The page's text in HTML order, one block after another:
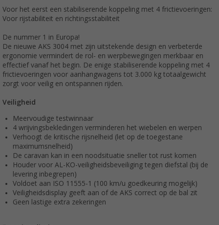
Voor het eerst een stabiliserende koppeling met 4 frictievoeringen:
Voor rijstabiliteit en richtingsstabiliteit
De nummer 1 in Europa!
De nieuwe AKS 3004 met zijn uitstekende design en verbeterde
ergonomie vermindert de rol- en werpbewegingen merkbaar en
effectief vanaf het begin. De enige stabiliserende koppeling met 4
frictievoeringen voor aanhangwagens tot 3.000 kg totaalgewicht
zorgt voor veilig en ontspannen rijden.
Veiligheid
Meervoudige testwinnaar
4 wrijvingsbekledingen verminderen het wiebelen en werpen
Verhoogt de kritische rijsnelheid (let op de toegestane
maximumsnelheid)
De caravan kan in een noodsituatie sneller tot rust komen
Houder voor AL-KO-veiligheidsbeveiliging tegen diefstal (bij de
levering inbegrepen)
Voldoet aan ISO 11555-1 (100 km/u goedkeuring mogelijk)
Veiligheidsdisplay geeft aan of de AKS correct op de bal zit
Geen lastige extra zekeringen